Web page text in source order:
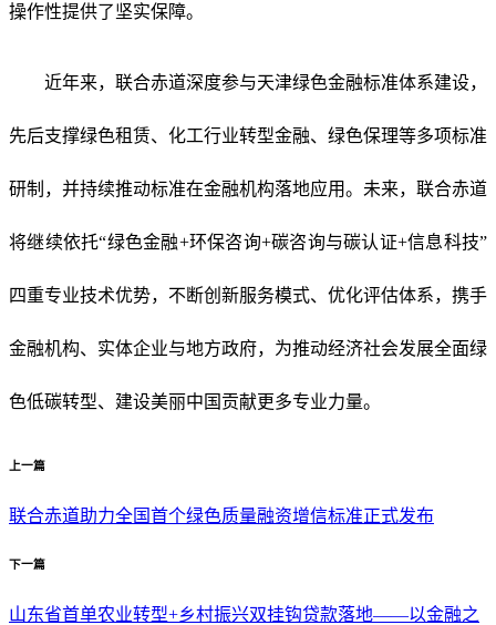
操作性提供了坚实保障。
近年来，联合赤道深度参与天津绿色金融标准体系建设，
先后支撑绿色租赁、化工行业转型金融、绿色保理等多项标准
研制，并持续推动标准在金融机构落地应用。未来，联合赤道
将继续依托“绿色金融+环保咨询+碳咨询与碳认证+信息科技”
四重专业技术优势，不断创新服务模式、优化评估体系，携手
金融机构、实体企业与地方政府，为推动经济社会发展全面绿
色低碳转型、建设美丽中国贡献更多专业力量。
上一篇
联合赤道助力全国首个绿色质量融资增信标准正式发布
下一篇
山东省首单农业转型+乡村振兴双挂钩贷款落地——以金融之